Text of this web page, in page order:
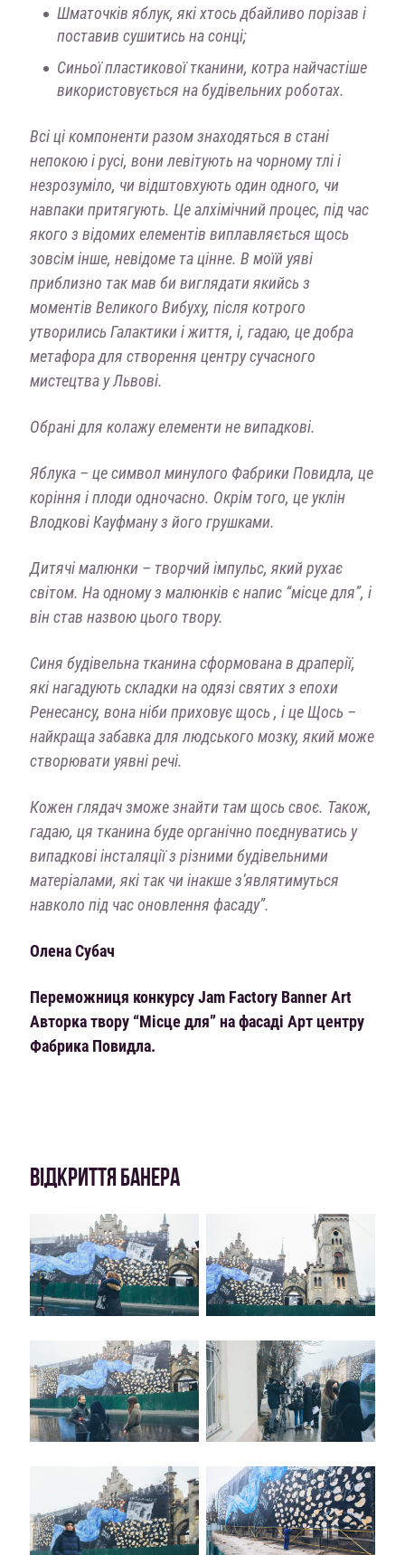
Шматочків яблук, які хтось дбайливо порізав і
поставив сушитись на сонці;
Синьої пластикової тканини, котра найчастіше
використовується на будівельних роботах.
Всі ці компоненти разом знаходяться в стані
непокою і русі, вони левітують на чорному тлі і
незрозуміло, чи відштовхують один одного, чи
навпаки притягують. Це алхімічний процес, під час
якого з відомих елементів виплавляється щось
зовсім інше, невідоме та цінне. В моїй уяві
приблизно так мав би виглядати якийсь з
моментів Великого Вибуху, після котрого
утворились Галактики і життя, і, гадаю, це добра
метафора для створення центру сучасного
мистецтва у Львові.
Обрані для колажу елементи не випадкові.
Яблука – це символ минулого Фабрики Повидла, це
коріння і плоди одночасно. Окрім того, це уклін
Влодкові Кауфману з його грушками.
Дитячі малюнки – творчий імпульс, який рухає
світом. На одному з малюнків є напис “місце для”, і
він став назвою цього твору.
Синя будівельна тканина сформована в драперії,
які нагадують складки на одязі святих з епохи
Ренесансу, вона ніби приховує щось , і це Щось –
найкраща забавка для людського мозку, який може
створювати уявні речі.
Кожен глядач зможе знайти там щось своє. Також,
гадаю, ця тканина буде органічно поєднуватись у
випадкові інсталяції з різними будівельними
матеріалами, які так чи інакше з’являтимуться
навколо під час оновлення фасаду”.
Олена Субач
Переможниця конкурсу Jam Factory Banner Art
Авторка твору “Місце для” на фасаді Арт центру
Фабрика Повидла.
ВІДКРИТТЯ БАНЕРА